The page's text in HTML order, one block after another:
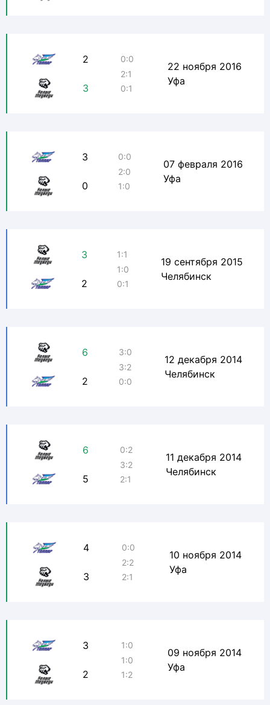
2
3
0:0
2:1
0:1
22 ноября 2016
Уфа
3
0
0:0
2:0
1:0
07 февраля 2016
Уфа
3
2
1:1
1:0
0:1
19 сентября 2015
Челябинск
6
2
3:0
3:2
0:0
12 декабря 2014
Челябинск
6
5
0:2
3:2
2:1
11 декабря 2014
Челябинск
4
3
0:0
2:2
2:1
10 ноября 2014
Уфа
3
2
1:0
1:0
1:2
09 ноября 2014
Уфа